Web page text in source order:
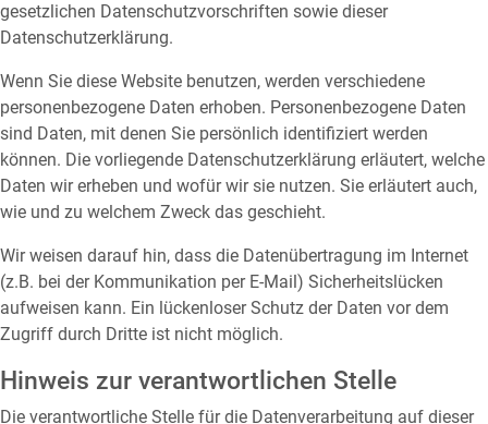
gesetzlichen Datenschutzvorschriften sowie dieser
Datenschutzerklärung.
Wenn Sie diese Website benutzen, werden verschiedene
personenbezogene Daten erhoben. Personenbezogene Daten
sind Daten, mit denen Sie persönlich identifiziert werden
können. Die vorliegende Datenschutzerklärung erläutert, welche
Daten wir erheben und wofür wir sie nutzen. Sie erläutert auch,
wie und zu welchem Zweck das geschieht.
Wir weisen darauf hin, dass die Datenübertragung im Internet
(z.B. bei der Kommunikation per E-Mail) Sicherheitslücken
aufweisen kann. Ein lückenloser Schutz der Daten vor dem
Zugriff durch Dritte ist nicht möglich.
Hinweis zur verantwortlichen Stelle
Die verantwortliche Stelle für die Datenverarbeitung auf dieser